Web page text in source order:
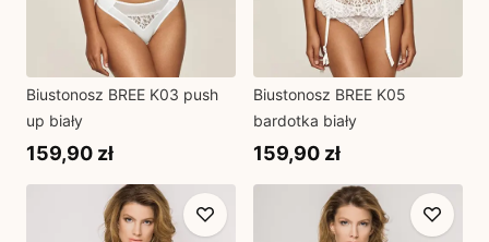
Biustonosz BREE K03 push
up biały
159,90 zł
Biustonosz BREE K05
bardotka biały
159,90 zł